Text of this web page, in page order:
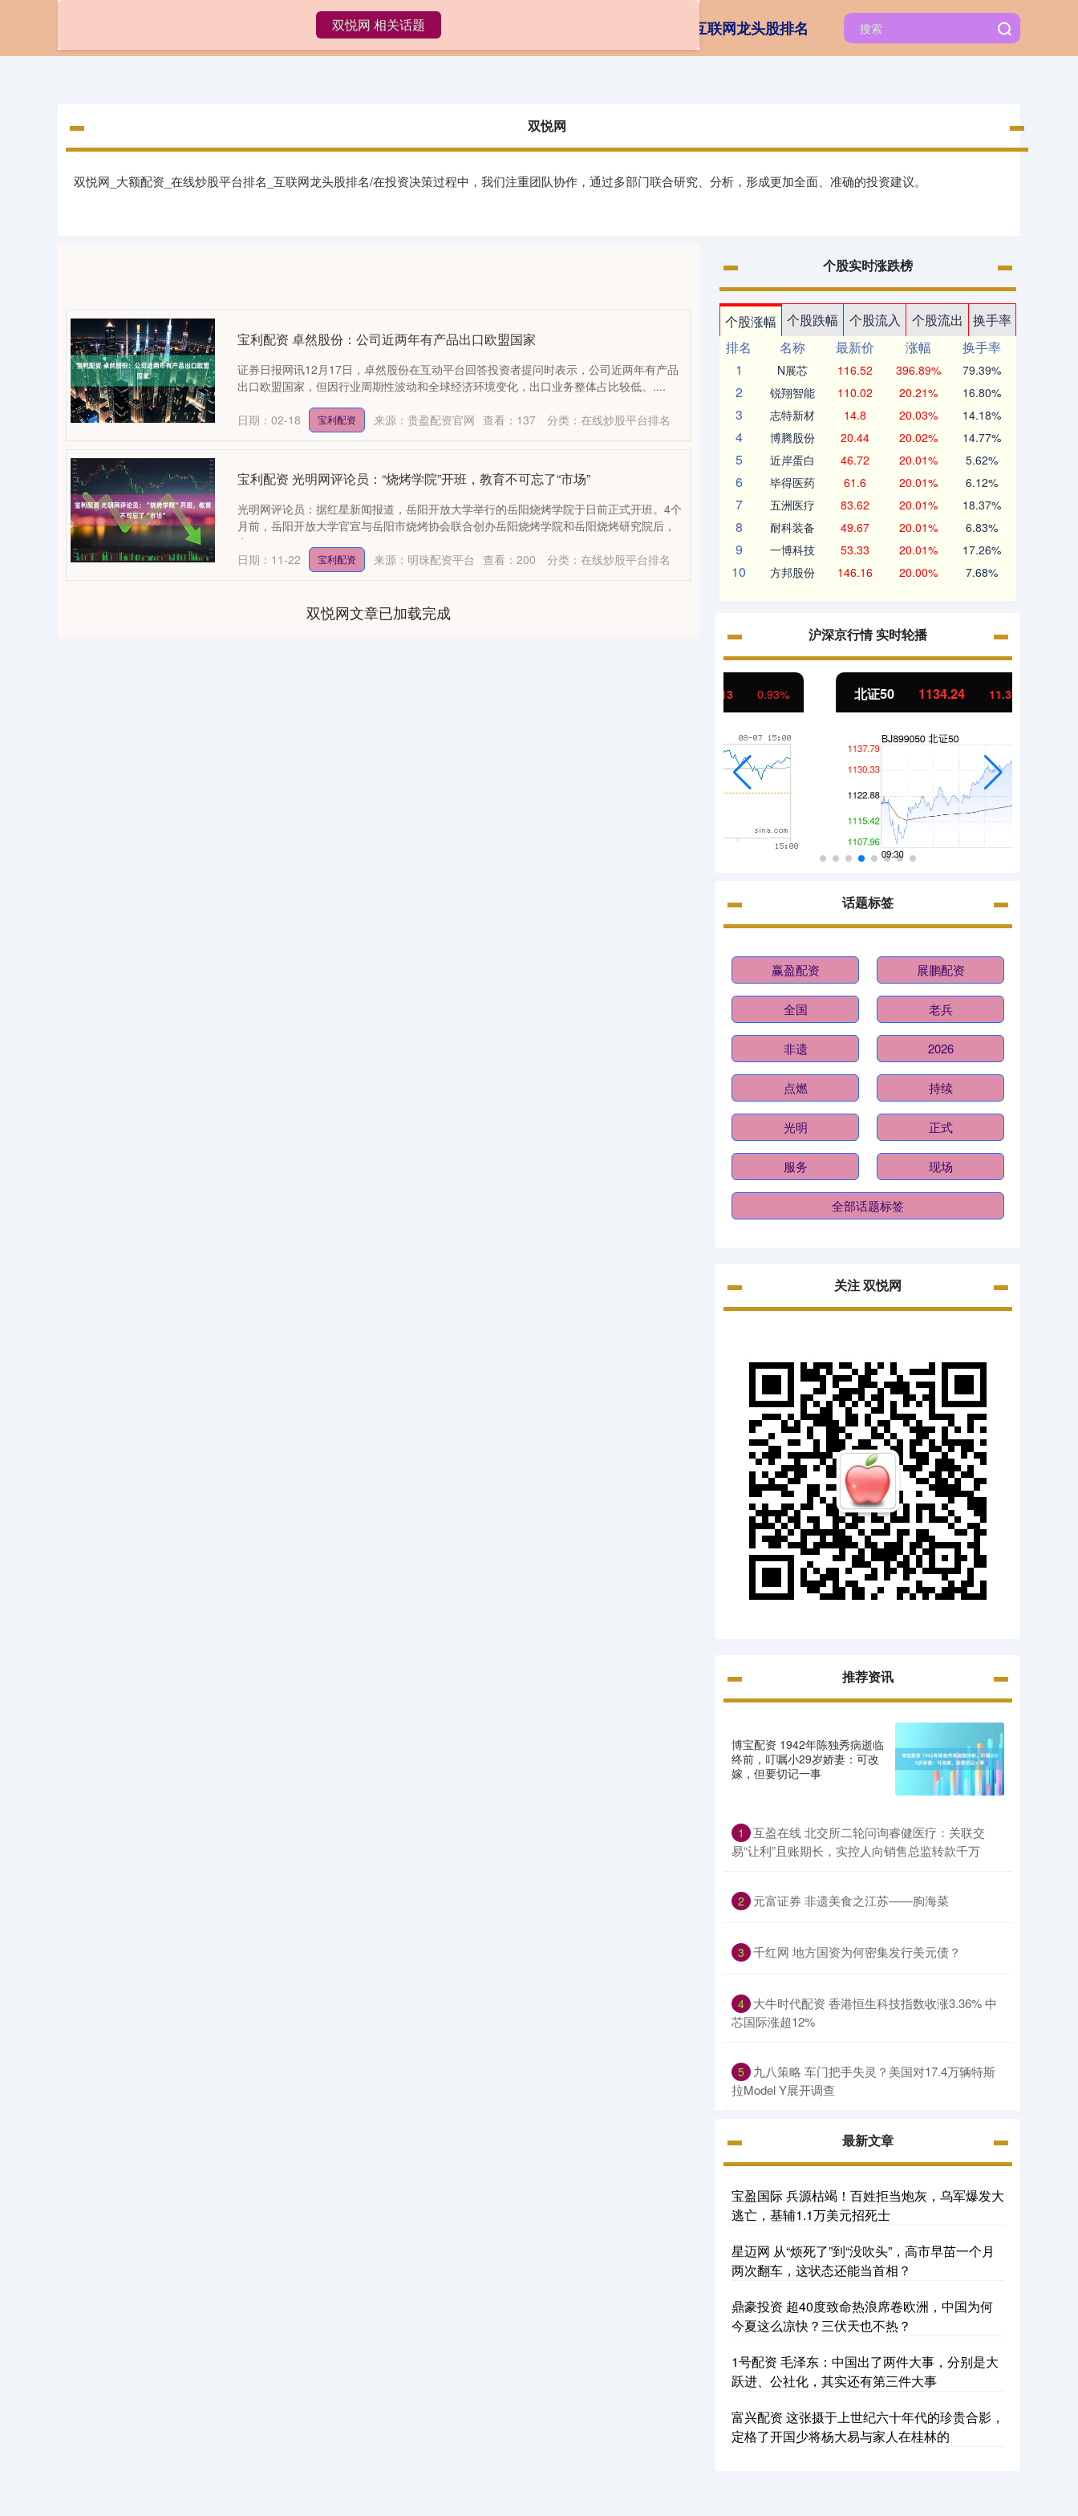
双悦网 互联网龙头股排名
双悦网
双悦网_大额配资_在线炒股平台排名_互联网龙头股排名/在投资决策过程中，我们注重团队协作，通过多部门联合研究、分析，形成更加全面、准确的投资建议。
双悦网 相关话题
宝利配资 卓然股份：公司近两年有产品出口欧盟国家
证券日报网讯12月17日，卓然股份在互动平台回答投资者提问时表示，公司近两年有产品
出口欧盟国家，但因行业周期性波动和全球经济环境变化，出口业务整体占比较低。....
日期：02-18 宝利配资 来源：贵盈配资官网 查看： 137 分类： 在线炒股平台排名
宝利配资 光明网评论员：“烧烤学院”开班，教育不可忘了“市场”
光明网评论员：据红星新闻报道，岳阳开放大学举行的岳阳烧烤学院于日前正式开班。4个
月前，岳阳开放大学官宣与岳阳市烧烤协会联合创办岳阳烧烤学院和岳阳烧烤研究院后，
在....
日期：11-22
宝利配资 来源：明珠配资平台 查看： 200 分类： 在线炒股平台排名
双悦网文章已加载完成
个股实时涨跌榜
个股涨幅 个股跌幅 个股流入 个股流出
换手率
排名
名称 最新价 涨幅
换手率
1
N展芯 116.52 396.89% 79.39%
2 锐翔智能 110.02 20.21% 16.80%
3 志特新材 14.8 20.03% 14.18%
4 博腾股份 20.44 20.02% 14.77%
5 近岸蛋白 46.72 20.01% 5.62%
6 毕得医药 61.6 20.01% 6.12%
7 五洲医疗 83.62 20.01% 18.37%
8 耐科装备 49.67 20.01% 6.83%
9 一博科技 53.33 20.01% 17.26%
10 方邦股份 146.16 20.00% 7.68%
沪深京行情 实时轮播
北证50 1134.24 11.37 1.01%
话题标签
赢盈配资 展鹏配资
全国 老兵
非遗 2026
点燃 持续
光明 正式
服务 现场
全部话题标签
关注 双悦网
推荐资讯
博宝配资 1942年陈独秀病逝临
终前，叮嘱小29岁娇妻：可改
嫁，但要切记一事
1
互盈在线 北交所二轮问询睿健医疗：关联交
易“让利”且账期长，实控人向销售总监转款千万
2 元富证券 非遗美食之江苏——朐海菜
3 千红网 地方国资为何密集发行美元债？
4 大牛时代配资 香港恒生科技指数收涨3.36% 中
芯国际涨超12%
5 九八策略 车门把手失灵？美国对17.4万辆特斯
拉Model Y展开调查
最新文章
宝盈国际 兵源枯竭！百姓拒当炮灰，乌军爆发大
逃亡，基辅1.1万美元招死士
星迈网 从“烦死了”到“没吹头”，高市早苗一个月
两次翻车，这状态还能当首相？
鼎豪投资 超40度致命热浪席卷欧洲，中国为何
今夏这么凉快？三伏天也不热？
1号配资 毛泽东：中国出了两件大事，分别是大
跃进、公社化，其实还有第三件大事
富兴配资 这张摄于上世纪六十年代的珍贵合影，
定格了开国少将杨大易与家人在桂林的